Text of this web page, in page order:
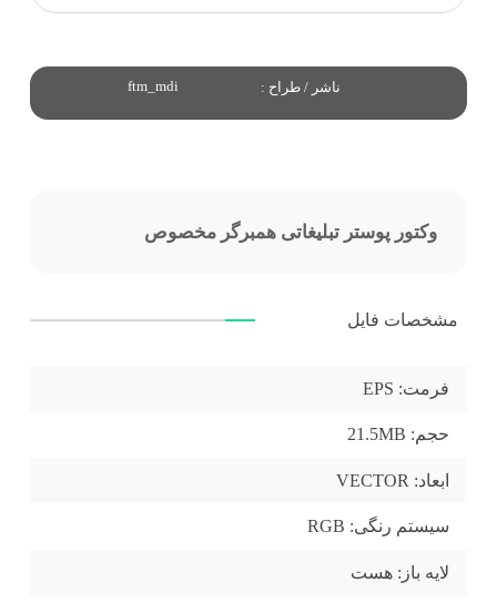
ناشر / طراح : ftm_mdi
وکتور پوستر تبلیغاتی همبرگر مخصوص
مشخصات فایل
فرمت:
حجم:
ابعاد:
سیستم رنگی:
لایه باز: هست